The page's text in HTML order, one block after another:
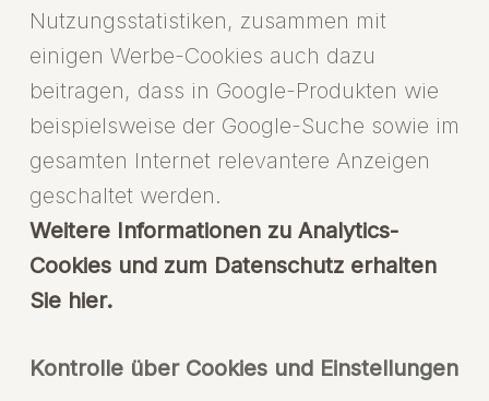
Nutzungsstatistiken, zusammen mit
einigen Werbe-Cookies auch dazu
beitragen, dass in Google-Produkten wie
beispielsweise der Google-Suche sowie im
gesamten Internet relevantere Anzeigen
geschaltet werden.
Weitere Informationen zu Analytics-
Cookies und zum Datenschutz erhalten
Sie hier.
Kontrolle über Cookies und Einstellungen